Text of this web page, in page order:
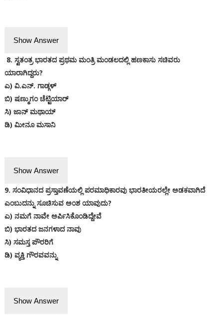
Show Answer
8. ಸ್ವತಂತ್ರ ಭಾರತದ ಪ್ರಥಮ ಮಂತ್ರಿ ಮಂಡಲದಲ್ಲಿ ಹಣಕಾಸು ಸಚಿವರು
ಯಾರಾಗಿದ್ದರು?
ಎ) ವಿ.ಎನ್. ಗಾಡ್ಗಳ್
ಬಿ) ಷಣ್ಮುಗಂ ಚೆಟ್ಟಿಯಾರ್
ಸಿ) ಜಾನ್ ಮಥಾಯ್
ಡಿ) ಮೀನೂ ಮಸಾನಿ
Show Answer
9. ಸಂವಿಧಾನದ ಪ್ರಸ್ತಾವಣೆಯಲ್ಲಿ ಪರಮಾಧಿಕಾರವು ಭಾರತೀಯರಲ್ಲೇ ಅಡಕವಾಗಿದೆ
ಎಂಬುದನ್ನು ಸೂಚಿಸುವ ಅಂಶ ಯಾವುದು?
ಎ) ನಮಗೆ ನಾವೇ ಅರ್ಪಿಸಿಕೊಂಡಿದ್ದೇವೆ
ಬಿ) ಭಾರತದ ಜನಗಳಾದ ನಾವು
ಸಿ) ಸಮಸ್ತ ಪೌರರಿಗೆ
ಡಿ) ವ್ಯಕ್ತಿ ಗೌರವವನ್ನು
Show Answer